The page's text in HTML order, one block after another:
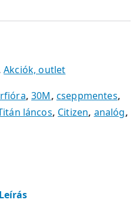
Akciók, outlet
,30M, cseppmentes,
láncos, Citizen, analóg,
Leírás